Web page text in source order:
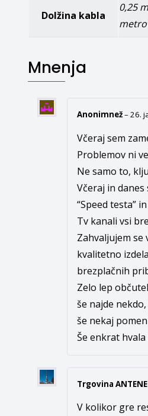
Dolžina kabla
0,25
Mnenja
Anonimnež–26.
Včeraj sem
Problemov ni
Ne samo to,
Včeraj in
“Speed testa”
Tv kanali vsi
Zahvaljujem se
kvalitetno
brezplačnih
Zelo lep
še najde
še nekaj
Še enkrat hvala
Trgovina
V kolikor gre